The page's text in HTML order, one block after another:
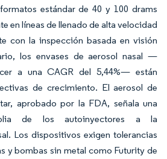
estándar de 40 y 100 drams
en líneas de llenado de alta velocidad
con la inspección basada en visión
los envases de aerosol nasal —
a una CAGR del 5,44%— están
de crecimiento. El aerosol de
aprobado por la FDA, señala una
de los autoinyectores a la
Los dispositivos exigen tolerancias
y bombas sin metal como Futurity de